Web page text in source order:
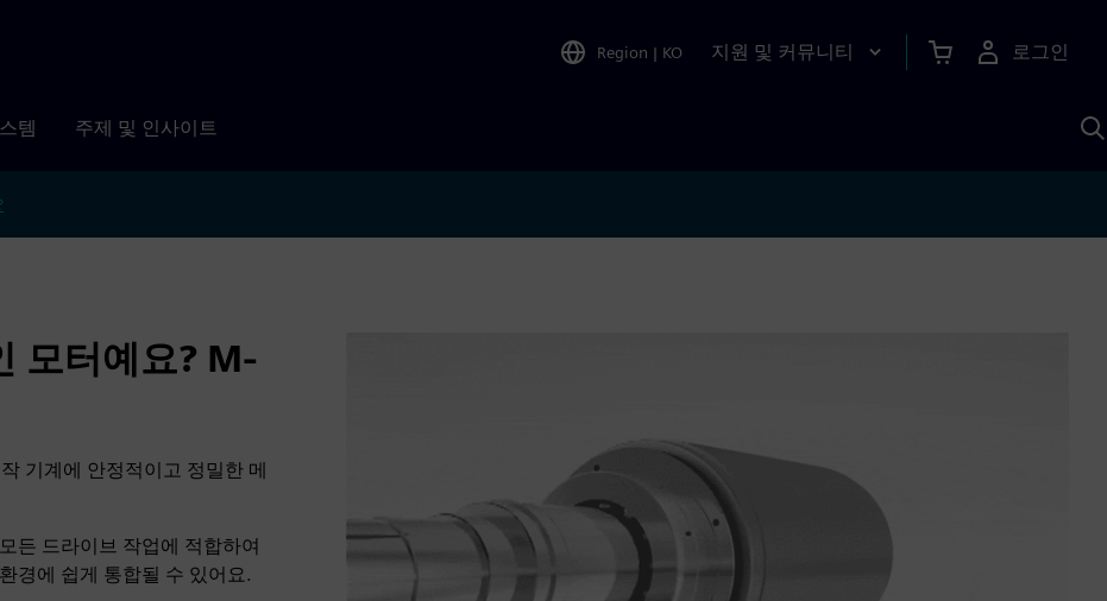
Region | KO 지원 및 커뮤니티 로그인
템 주제 및 인사이트
모터예요? M-
기계에 안정적이고 정밀한 메
든 드라이브 작업에 적합하여
경에 쉽게 통합될 수 있어요.